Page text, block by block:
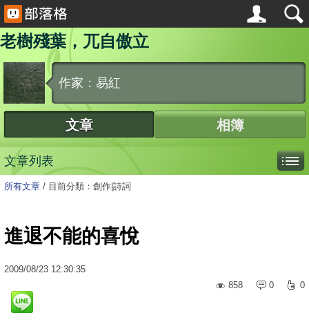
老樹殘葉，兀自傲立
作家：易紅
文章 相簿
文章列表
所有文章 / 目前分類：創作|詩詞
進退不能的喜悅
2009/08/23 12:30:35
858
0 0